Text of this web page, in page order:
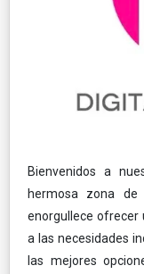
Bienvenidos a
hermosa zona de
enorgullece ofrecer
a las necesidades
las mejores